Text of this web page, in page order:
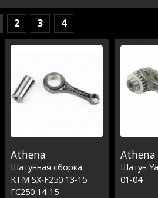
2 3 4
Athena
Шатунная сборка
KTM SX-F250 13-15
FC250 14-15
Athena
Шатун
01-04